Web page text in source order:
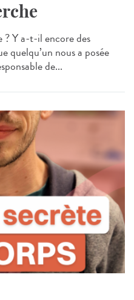
? Y a-t-il encore des
quelqu’un nous a posée
de...